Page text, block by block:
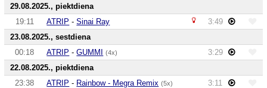
29.08.2025., piektdiena
19:11
ATRIP -Sinai Ray
3:49
23.08.2025., sestdiena
00:18
ATRIP -GUMMI (4x)
3:29
22.08.2025., piektdiena
23:38
ATRIP - Rainbow - Megra Remix (5x)
3:11